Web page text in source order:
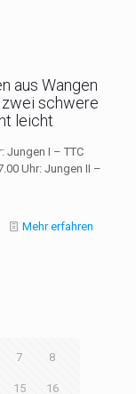
aus Wangen
schwere
leicht
Jungen I – TTC
Uhr: Jungen II –
Mehr erfahren
7 8
15 16